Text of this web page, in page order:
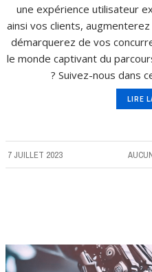
une expérience utilisateur
ainsi vos clients,
démarquerez de vos
le monde captivant du
? Suivez-nous dans
LIRE
7 JUILLET 2023